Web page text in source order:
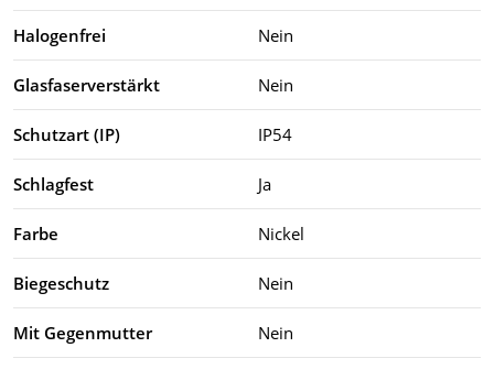
Halogenfrei Nein
Glasfaserverstärkt Nein
Schutzart (IP) IP54
Schlagfest Ja
Farbe Nickel
Biegeschutz Nein
Mit Gegenmutter Nein